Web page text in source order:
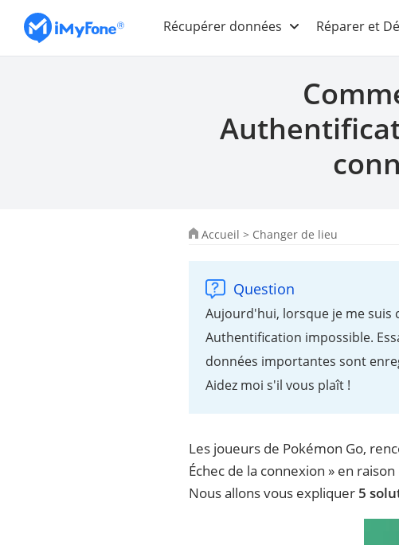
Récupérer données Réparer et
Accueil > Changer de lieu
Question
Aujourd'hui, lorsque je me suis
Authentification impossible.
données importantes sont
Aidez moi s'il vous plaît !
Les joueurs de Pokémon Go,
Échec de la connexion » en
Nous allons vous expliquer 5